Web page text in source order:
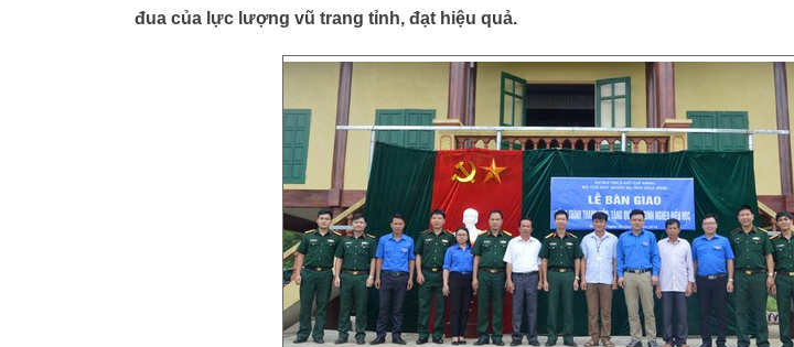
đua của lực lượng vũ trang tỉnh, đạt hiệu quả.